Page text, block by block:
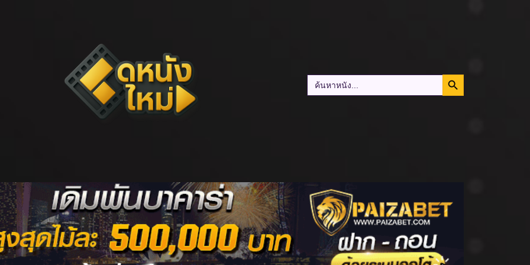
Search
for:
Search Button